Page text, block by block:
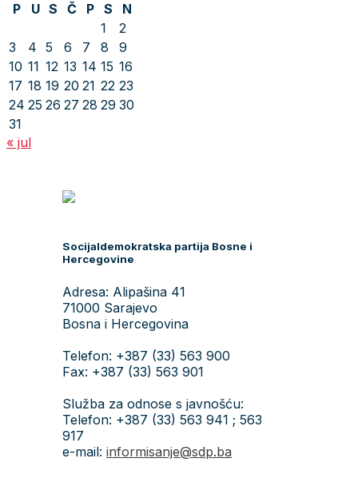
P
U S Č P S
N
1
2
3
4 5 6 7 8
9
10 11 12 13 14 15 16
17 18 19 20 21 22 23
24 25 26 27 28 29 30
31
« jul
Socijaldemokratska partija Bosne i
Hercegovine
Adresa: Alipašina 41
71000 Sarajevo
Bosna i Hercegovina
Telefon: +387 (33) 563 900
Fax: +387 (33) 563 901
Služba za odnose s javnošću:
Telefon: +387 (33) 563 941 ; 563
917
e-mail: informisanje@sdp.ba